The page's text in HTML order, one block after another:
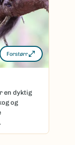
Forstørr
en dyktig
og